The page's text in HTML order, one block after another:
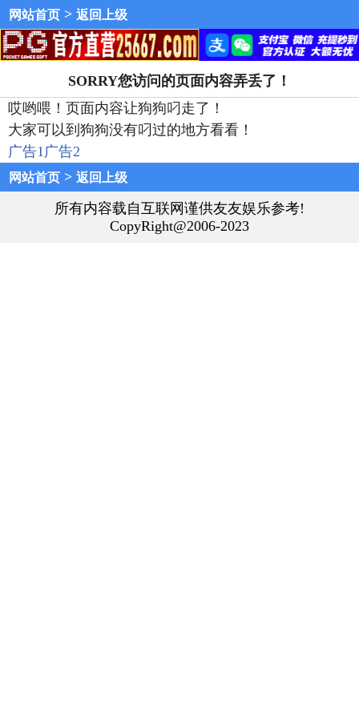
网站首页 > 返回上级
SORRY您访问的页面内容弄丢了！
哎哟喂！页面内容让狗狗叼走了！
大家可以到狗狗没有叼过的地方看看！
广告1广告2
网站首页 > 返回上级
所有内容载自互联网谨供友友娱乐参考!
CopyRight@2006-2023